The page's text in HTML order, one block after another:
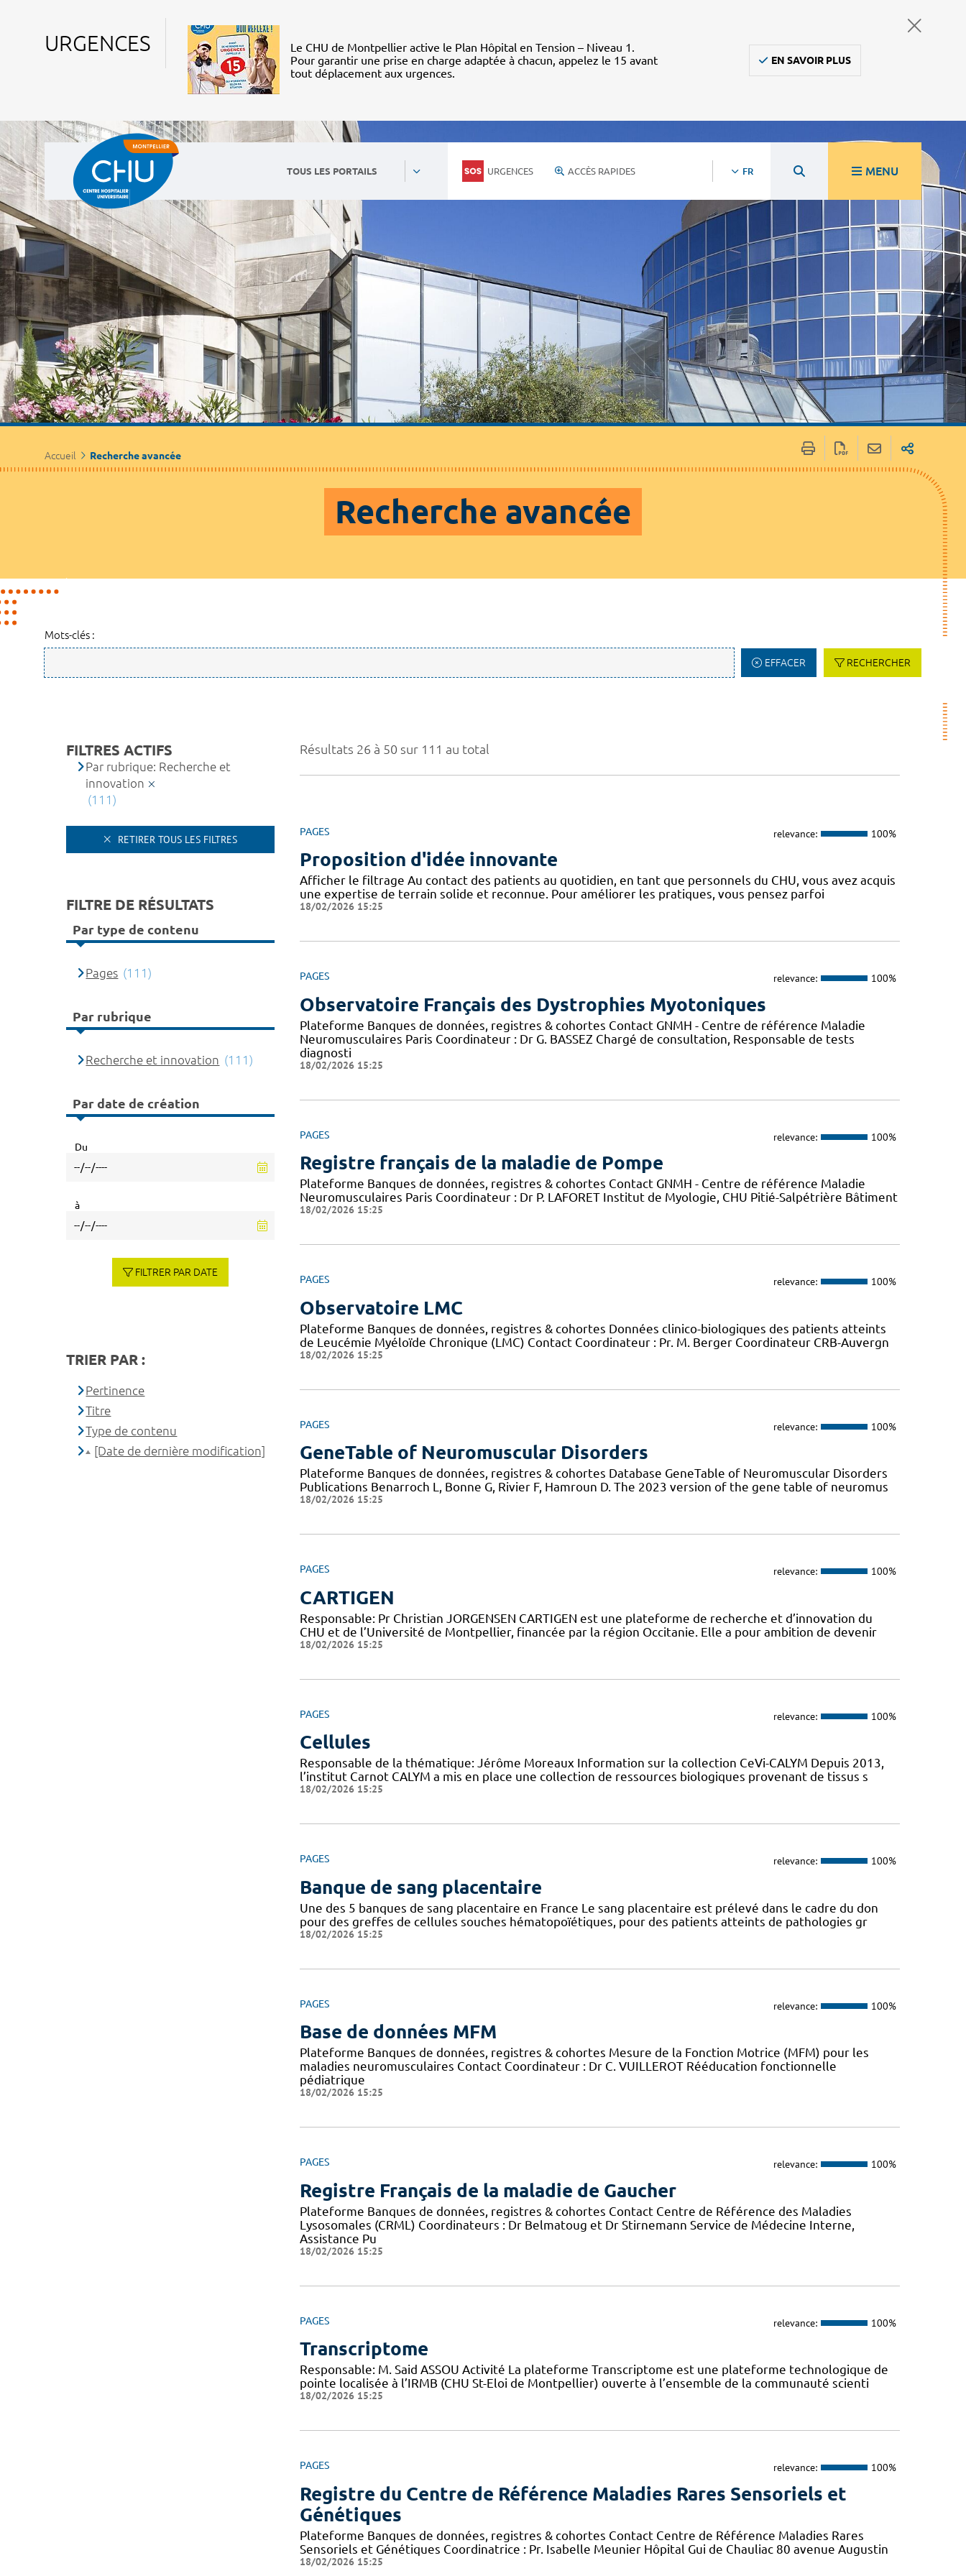
URGENCES
Le CHU de Montpellier active le Plan Hôpital en Tension – Niveau 1.
Pour garantir une prise en charge adaptée à chacun, appelez le 15 avant
tout déplacement aux urgences.
EN SAVOIR PLUS
TOUS LES PORTAILS URGENCES ACCÈS RAPIDES FR MENU
Accueil Recherche avancée
Recherche avancée
Mots-clés :
EFFACER RECHERCHER
Résultats 26 à 50 sur 111 au total
PAGES relevance: 100%
Proposition d'idée innovante
Afficher le filtrage Au contact des patients au quotidien, en tant que personnels du CHU, vous avez acquis
une expertise de terrain solide et reconnue. Pour améliorer les pratiques, vous pensez parfoi
18/02/2026 15:25
PAGES relevance: 100%
Observatoire Français des Dystrophies Myotoniques
Plateforme Banques de données, registres & cohortes Contact GNMH - Centre de référence Maladie
Neuromusculaires Paris Coordinateur : Dr G. BASSEZ Chargé de consultation, Responsable de tests
diagnosti
18/02/2026 15:25
PAGES relevance: 100%
Registre français de la maladie de Pompe
Plateforme Banques de données, registres & cohortes Contact GNMH - Centre de référence Maladie
Neuromusculaires Paris Coordinateur : Dr P. LAFORET Institut de Myologie, CHU Pitié-Salpétrière Bâtiment
18/02/2026 15:25
PAGES relevance: 100%
Observatoire LMC
Plateforme Banques de données, registres & cohortes Données clinico-biologiques des patients atteints
de Leucémie Myéloïde Chronique (LMC) Contact Coordinateur : Pr. M. Berger Coordinateur CRB-Auvergn
18/02/2026 15:25
PAGES relevance: 100%
GeneTable of Neuromuscular Disorders
Plateforme Banques de données, registres & cohortes Database GeneTable of Neuromuscular Disorders
Publications Benarroch L, Bonne G, Rivier F, Hamroun D. The 2023 version of the gene table of neuromus
18/02/2026 15:25
PAGES relevance: 100%
CARTIGEN
Responsable: Pr Christian JORGENSEN CARTIGEN est une plateforme de recherche et d’innovation du
CHU et de l’Université de Montpellier, financée par la région Occitanie. Elle a pour ambition de devenir
18/02/2026 15:25
PAGES relevance: 100%
Cellules
Responsable de la thématique: Jérôme Moreaux Information sur la collection CeVi-CALYM Depuis 2013,
l’institut Carnot CALYM a mis en place une collection de ressources biologiques provenant de tissus s
18/02/2026 15:25
PAGES relevance: 100%
Banque de sang placentaire
Une des 5 banques de sang placentaire en France Le sang placentaire est prélevé dans le cadre du don
pour des greffes de cellules souches hématopoïétiques, pour des patients atteints de pathologies gr
18/02/2026 15:25
PAGES relevance: 100%
Base de données MFM
Plateforme Banques de données, registres & cohortes Mesure de la Fonction Motrice (MFM) pour les
maladies neuromusculaires Contact Coordinateur : Dr C. VUILLEROT Rééducation fonctionnelle
pédiatrique
18/02/2026 15:25
PAGES relevance: 100%
Registre Français de la maladie de Gaucher
Plateforme Banques de données, registres & cohortes Contact Centre de Référence des Maladies
Lysosomales (CRML) Coordinateurs : Dr Belmatoug et Dr Stirnemann Service de Médecine Interne,
Assistance Pu
18/02/2026 15:25
PAGES relevance: 100%
Transcriptome
Responsable: M. Said ASSOU Activité La plateforme Transcriptome est une plateforme technologique de
pointe localisée à l’IRMB (CHU St-Eloi de Montpellier) ouverte à l’ensemble de la communauté scienti
18/02/2026 15:25
PAGES relevance: 100%
Registre du Centre de Référence Maladies Rares Sensoriels et
Génétiques
Plateforme Banques de données, registres & cohortes Contact Centre de Référence Maladies Rares
Sensoriels et Génétiques Coordinatrice : Pr. Isabelle Meunier Hôpital Gui de Chauliac 80 avenue Augustin
18/02/2026 15:25
FILTRES ACTIFS
Par rubrique: Recherche et
innovation
(111)
RETIRER TOUS LES FILTRES
FILTRE DE RÉSULTATS
Par type de contenu
Pages (111)
Par rubrique
Recherche et innovation (111)
Par date de création
Du
à
FILTRER PAR DATE
TRIER PAR :
Pertinence
Titre
Type de contenu
[Date de dernière modification]